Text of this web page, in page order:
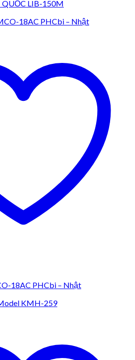
LIB-150M
18AC PHCbi – Nhật